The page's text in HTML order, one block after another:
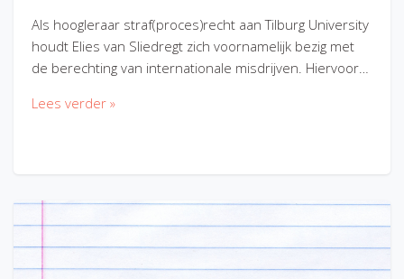
Als hoogleraar straf(proces)recht aan Tilburg University
houdt Elies van Sliedregt zich voornamelijk bezig met
de berechting van internationale misdrijven. Hiervoor…
Lees verder »